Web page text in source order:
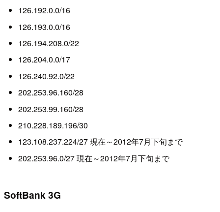
126.192.0.0/16
126.193.0.0/16
126.194.208.0/22
126.204.0.0/17
126.240.92.0/22
202.253.96.160/28
202.253.99.160/28
210.228.189.196/30
123.108.237.224/27 現在～2012年7月下旬まで
202.253.96.0/27 現在～2012年7月下旬まで
SoftBank 3G